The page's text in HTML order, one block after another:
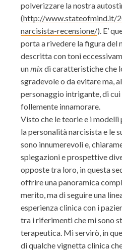
polverizzare la nostra
(http://www.stateofmind.it/
narcisista-recensione/). E’
porta a rivedere la figura del
descritta con toni
unmixdi caratteristiche che
sgradevole o da evitare ma,
personaggio intrigante, di cui
follemente innamorare.
Visto che le teorie e i
la personalità narcisista e le
sono innumerevoli e,
spiegazioni e prospettive
opposte tra loro, in questa
offrire una panoramica
merito, ma di seguire una
esperienza clinica con i
tra i riferimenti che mi sono
terapeutica. Mi servirò, in
di qualche vignetta clinica